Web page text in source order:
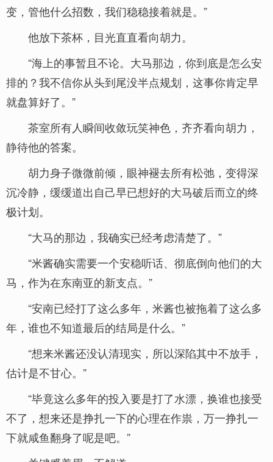
变，管他什么招数，我们稳稳接着就是。”
他放下茶杯，目光直直看向胡力。
“海上的事暂且不论。大马那边，你到底是怎么安
排的？我不信你从头到尾没半点规划，这事你肯定早
就盘算好了。”
茶室所有人瞬间收敛玩笑神色，齐齐看向胡力，
静待他的答案。
胡力身子微微前倾，眼神褪去所有松弛，变得深
沉冷静，缓缓道出自己早已想好的大马破后而立的终
极计划。
“大马的那边，我确实已经考虑清楚了。”
“米酱确实需要一个安稳听话、彻底倒向他们的大
马，作为在东南亚的新支点。”
“安南已经打了这么多年，米酱也被拖着了这么多
年，谁也不知道最后的结局是什么。”
“想来米酱还没认清现实，所以深陷其中不放手，
估计是不甘心。”
“毕竟这么多年的投入要是打了水漂，换谁也接受
不了，想来还是挣扎一下的心理在作祟，万一挣扎一
下就咸鱼翻身了呢是吧。”